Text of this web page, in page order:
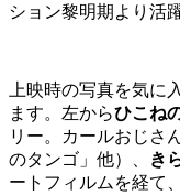
ション黎明期より活
上映時の写真を気に
ます。左からひこね
リー。カールおじさ
のタンゴ」他）、
き
ートフィルムを経て